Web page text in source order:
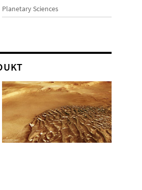
Planetary Sciences